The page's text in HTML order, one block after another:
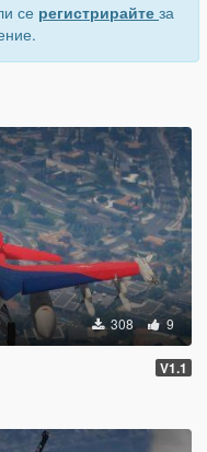
се регистрирайте за
308 9
V1.1